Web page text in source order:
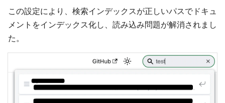
この設定により、検索インデックスが正しいパスでドキュ
メントをインデックス化し、読み込み問題が解消されまし
た。